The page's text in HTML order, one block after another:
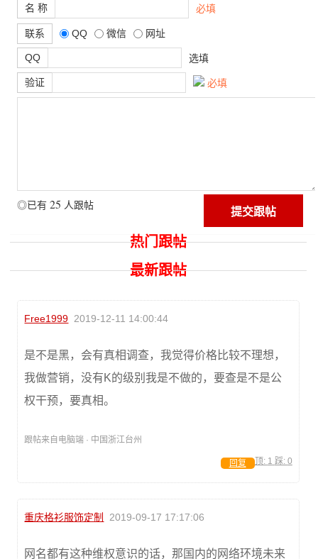
名 称 必填
联系 QQ 微信 网址
QQ 选填
验证 必填
◎已有 25 人跟帖
热门跟帖
最新跟帖
Free1999 2019-12-11 14:00:44
是不是黑，会有真相调查，我觉得价格比较不理想，
我做营销，没有K的级别我是不做的，要查是不是公
权干预，要真相。
跟帖来自电脑端 · 中国浙江台州
顶: 1 踩: 0
回复
重庆格衫服饰定制 2019-09-17 17:17:06
网名都有这种维权意识的话，那国内的网络环境未来